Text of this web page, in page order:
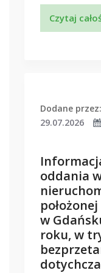
Czytaj
Dodane
29.07.2026
oddania
w
roku, w